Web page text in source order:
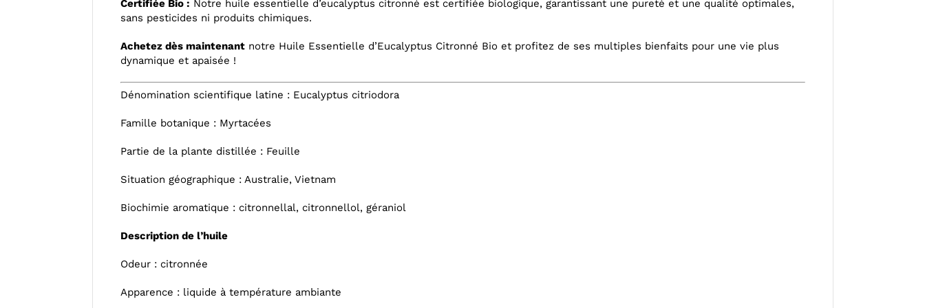
Certifiée Bio : Notre huile essentielle d’eucalyptus citronné est certifiée biologique, garantissant une pureté et une qualité optimales,
sans pesticides ni produits chimiques.
Achetez dès maintenantnotre Huile Essentielle d’Eucalyptus Citronné Bio et profitez de ses multiples bienfaits pour une vie plus
dynamique et apaisée !
Dénomination scientifique latine : Eucalyptus citriodora
Famille botanique : Myrtacées
Partie de la plante distillée : Feuille
Situation géographique : Australie, Vietnam
Biochimie aromatique : citronnellal, citronnellol, géraniol
Description de l’huile
Odeur : citronnée
Apparence : liquide à température ambiante